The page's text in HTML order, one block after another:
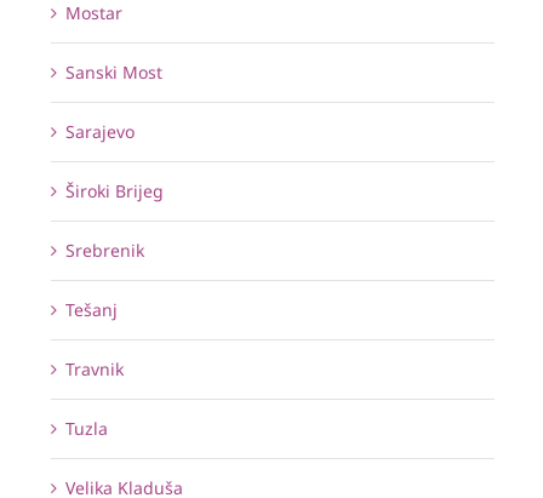
Mostar
Sanski Most
Sarajevo
Široki Brijeg
Srebrenik
Tešanj
Travnik
Tuzla
Velika Kladuša